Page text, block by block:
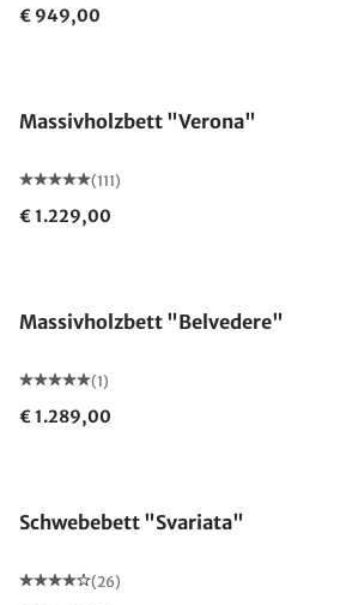
€ 949,00
Massivholzbett "Verona"
(111)
€ 1.229,00
Massivholzbett "Belvedere"
(1)
€ 1.289,00
Schwebebett "Svariata"
(26)